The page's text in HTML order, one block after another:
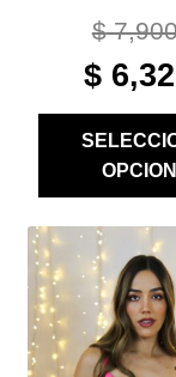
$
ORIGINAL
PRICE
$ 7,900.00.
$
ESTE
PRODUCTO
TIENE
MÚLTIPLES
VARIANTES.